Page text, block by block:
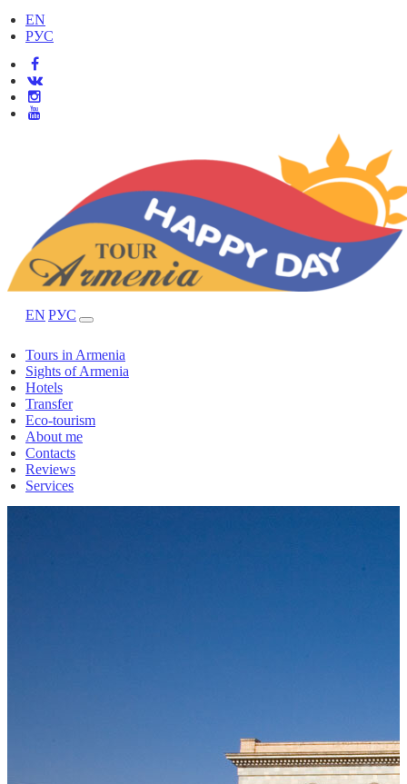
EN
РУС
EN РУС
Tours in Armenia
Sights of Armenia
Hotels
Transfer
Eco-tourism
About me
Contacts
Reviews
Services